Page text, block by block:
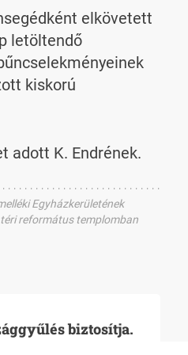
elkövetett
letöltendő
kiskorú
adott K. Endrének.
Egyházkerületének
református templomban
biztosítja.